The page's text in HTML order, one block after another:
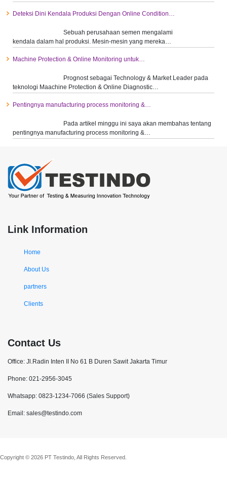
Deteksi Dini Kendala Produksi Dengan Online Condition…
​Sebuah perusahaan semen mengalami
kendala dalam hal produksi. Mesin-mesin yang mereka…
Machine Protection & Online Monitoring untuk…
Prognost sebagai Technology & Market Leader pada
teknologi Maachine Protection & Online Diagnostic…
Pentingnya manufacturing process monitoring &…
Pada artikel minggu ini saya akan membahas tentang
pentingnya manufacturing process monitoring &…
Link Information
Home
About Us
partners
Clients
Contact Us
Office: Jl.Radin Inten II No 61 B Duren Sawit Jakarta Timur
Phone: 021-2956-3045
Whatsapp: 0823-1234-7066 (Sales Support)
Email: sales@testindo.com
Copyright © 2026 PT Testindo, All Rights Reserved.